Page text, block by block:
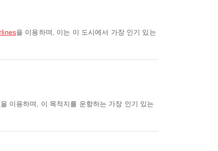
을 이용하며, 이는 이 도시에서 가장 인기 있는
을 이용하며, 이 목적지를 운항하는 가장 인기 있는